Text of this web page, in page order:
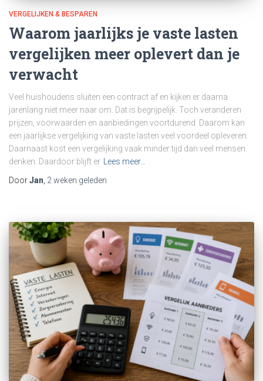
VERGELIJKEN & BESPAREN
Waarom jaarlijks je vaste lasten
vergelijken meer oplevert dan je
verwacht
Veel huishoudens sluiten een contract af en kijken er daarna
jarenlang niet meer naar om. Dat is begrijpelijk. Toch veranderen
prijzen, voorwaarden en aanbiedingen voortdurend. Daarom kan
een jaarlijkse vergelijking van vaste lasten veel voordeel opleveren.
Daarnaast kost een vergelijking vaak minder tijd dan veel mensen
denken. Daardoor blijft er
Lees meer…
DoorJan 2 weken geleden